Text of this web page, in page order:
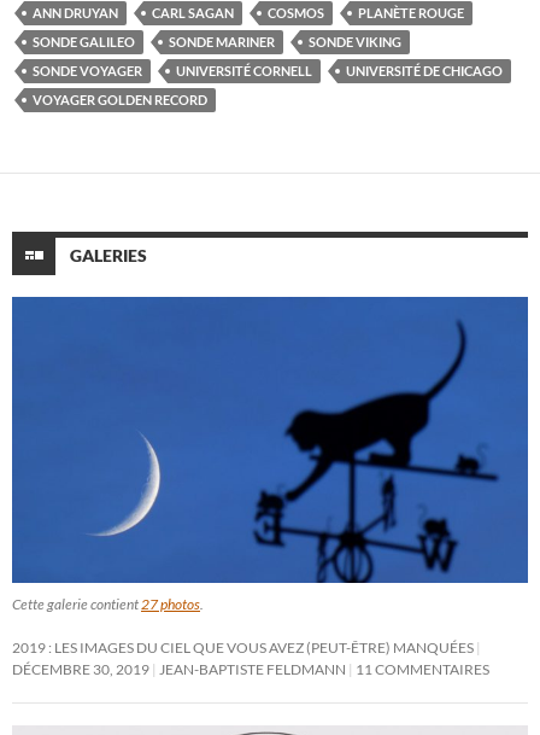
ANN DRUYAN CARL SAGAN COSMOS
PLANÈTE ROUGE
SONDE GALILEO
SONDE MARINER
SONDE VIKING
SONDE VOYAGER
UNIVERSITÉ CORNELL
UNIVERSITÉ DE CHICAGO
VOYAGER GOLDEN RECORD
GALERIES
Cette galerie contient27 photos.
2019 : LES IMAGES DU CIEL QUE VOUS AVEZ (PEUT-ÊTRE) MANQUÉES
DÉCEMBRE 30, 2019 JEAN-BAPTISTE FELDMANN 11 COMMENTAIRES